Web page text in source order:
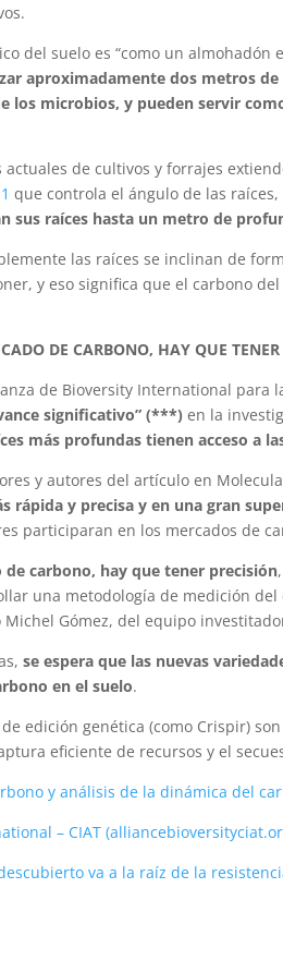
del suelo es “como un almohadón
aproximadamente dos metros
los microbios, y pueden servir
actuales de cultivos y forrajes
que controla el ángulo de las
sus raíces hasta un metro de
las raíces se inclinan de
y eso significa que el carbono
DE CARBONO, HAY QUE
de Bioversity International para
significativo” (***) en la
más profundas tienen acceso a
y autores del artículo en
rápida y precisa y en una gran
participaran en los mercados de
carbono, hay que tener precisión
una metodología de medición
Gómez, del equipo
se espera que las nuevas
en el suelo.
edición genética (como Crispir)
eficiente de recursos y el
y análisis de la dinámica del
– CIAT
va a la raíz de la